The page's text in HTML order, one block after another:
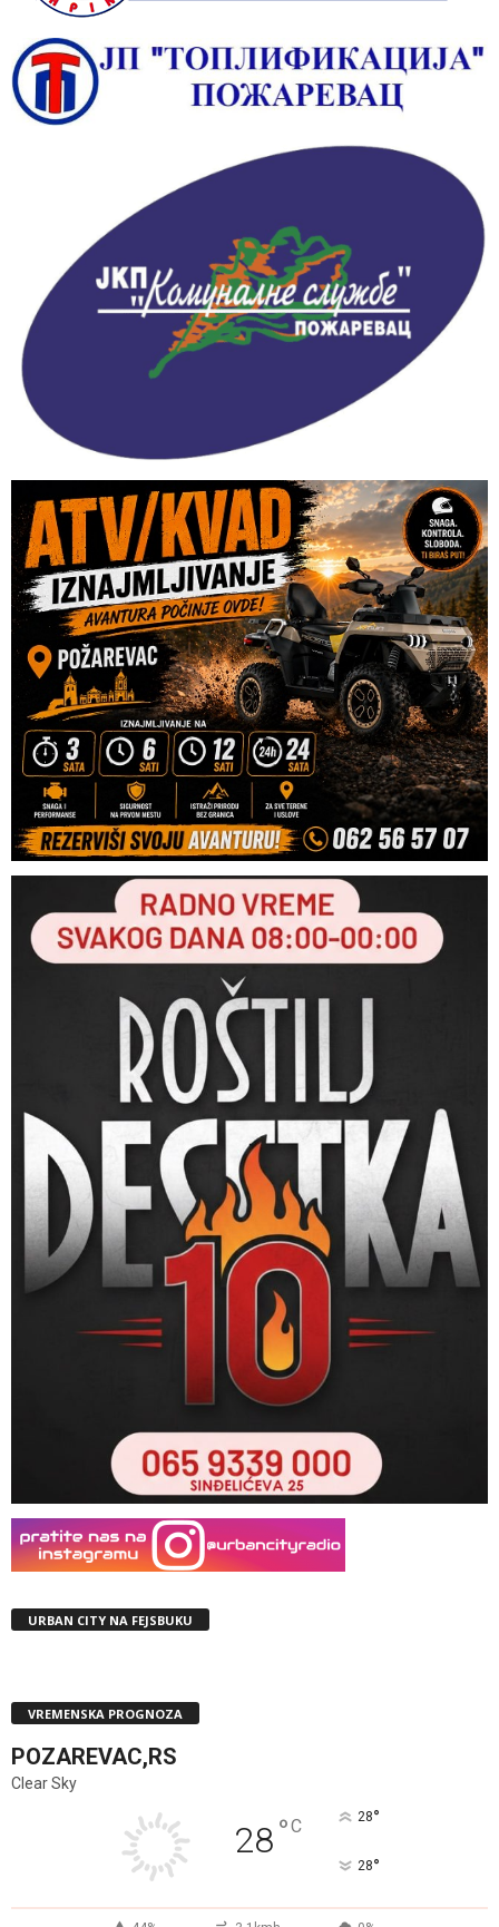
URBAN CITY NA FEJSBUKU
VREMENSKA PROGNOZA
POZAREVAC,RS
Clear Sky
28°C 28°
28°